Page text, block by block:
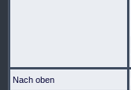
Nach oben